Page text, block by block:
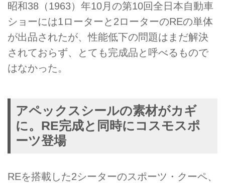
昭和38（1963）年10月の第10回全日本自動車
ショーには1ローターと2ローターのREの単体
が出品されたが、性能低下の問題はまだ解決
されておらず、とても完成品と呼べるもので
はなかった。
アペックスシールの素材がカギ
に。RE完成と同時にコスモスポ
ーツ登場
REを搭載した2シーターのスポーツ・クーペ、